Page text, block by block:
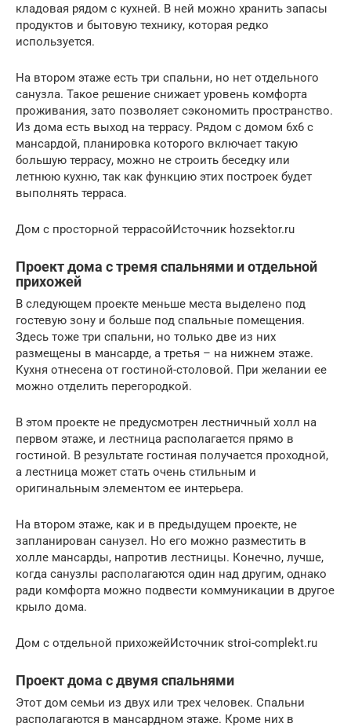
кладовая рядом с кухней. В ней можно хранить запасы
продуктов и бытовую технику, которая редко
используется.
На втором этаже есть три спальни, но нет отдельного
санузла. Такое решение снижает уровень комфорта
проживания, зато позволяет сэкономить пространство.
Из дома есть выход на террасу. Рядом с домом 6х6 с
мансардой, планировка которого включает такую
большую террасу, можно не строить беседку или
летнюю кухню, так как функцию этих построек будет
выполнять терраса.
Дом с просторной террасойИсточник hozsektor.ru
Проект дома с тремя спальнями и отдельной
прихожей
В следующем проекте меньше места выделено под
гостевую зону и больше под спальные помещения.
Здесь тоже три спальни, но только две из них
размещены в мансарде, а третья – на нижнем этаже.
Кухня отнесена от гостиной-столовой. При желании ее
можно отделить перегородкой.
В этом проекте не предусмотрен лестничный холл на
первом этаже, и лестница располагается прямо в
гостиной. В результате гостиная получается проходной,
а лестница может стать очень стильным и
оригинальным элементом ее интерьера.
На втором этаже, как и в предыдущем проекте, не
запланирован санузел. Но его можно разместить в
холле мансарды, напротив лестницы. Конечно, лучше,
когда санузлы располагаются один над другим, однако
ради комфорта можно подвести коммуникации в другое
крыло дома.
Дом с отдельной прихожейИсточник stroi-complekt.ru
Проект дома с двумя спальнями
Этот дом семьи из двух или трех человек. Спальни
располагаются в мансардном этаже. Кроме них в